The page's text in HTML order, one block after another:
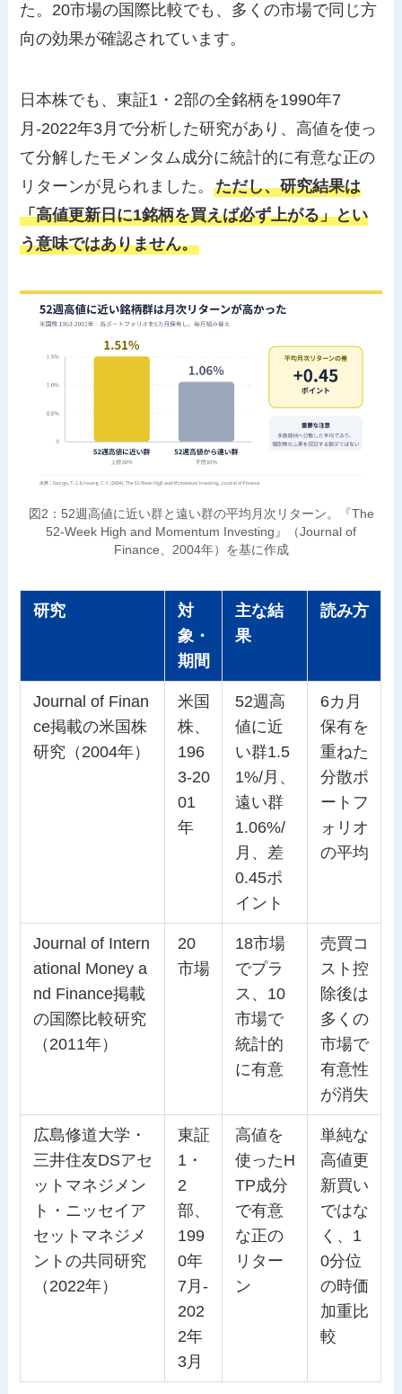
た。20市場の国際比較でも、多くの市場で同じ方
向の効果が確認されています。
日本株でも、東証1・2部の全銘柄を1990年7
月-2022年3月で分析した研究があり、高値を使っ
て分解したモメンタム成分に統計的に有意な正の
リターンが見られました。ただし、研究結果は
「高値更新日に1銘柄を買えば必ず上がる」とい
う意味ではありません。
図2：52週高値に近い群と遠い群の平均月次リターン。『The
52-Week High and Momentum Investing』（Journal of
Finance、2004年）を基に作成
研究
対
象・
期間
主な結
果
読み方
Journal of Finan
ce掲載の米国株
研究（2004年）
米国
株、
196
3-20
01
年
52週高
値に近
い群1.5
1%/月、
遠い群
1.06%/
月、差
0.45ポ
イント
6カ月
保有を
重ねた
分散ポ
ートフ
ォリオ
の平均
Journal of Intern
ational Money a
nd Finance掲載
の国際比較研究
（2011年）
20
市場
18市場
でプラ
ス、10
市場で
統計的
に有意
売買コ
スト控
除後は
多くの
市場で
有意性
が消失
広島修道大学・
三井住友DSアセ
ットマネジメン
ト・ニッセイア
セットマネジメ
ントの共同研究
（2022年）
東証
1・
2
部、
199
0年
7月-
202
2年
3月
高値を
使ったH
TP成分
で有意
な正の
リター
ン
単純な
高値更
新買い
ではな
く、1
0分位
の時価
加重比
較